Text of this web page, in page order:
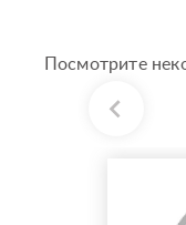
Посмотрите